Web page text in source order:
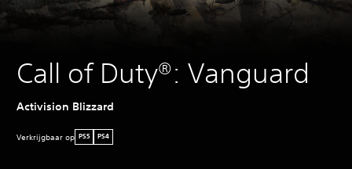
Call of Duty®: Vanguard
Activision Blizzard
Verkrijgbaar op PS5 PS4